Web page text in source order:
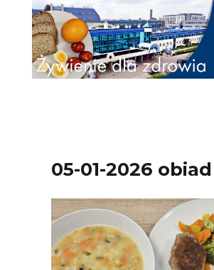
Uniwersytecki
Kliniczny we
Żywienie dla
05-01-2026 obiad